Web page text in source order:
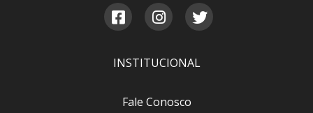
INSTITUCIONAL
Fale Conosco